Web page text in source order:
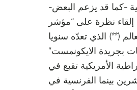
-كما قد يزعم البعض-
نظرة على “مؤشر
(**) الذي تعدّه سنويا
بجريدة الايكونمست”
الأمريكية تقبع في
بينما الفرنسية في